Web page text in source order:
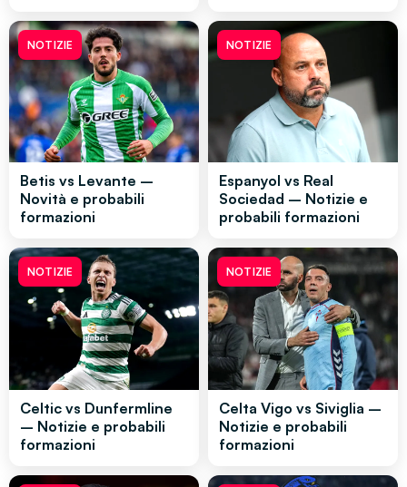
NOTIZIE
Betis vs Levante –
Novità e probabili
formazioni
NOTIZIE
Espanyol vs Real
Sociedad – Notizie e
probabili formazioni
NOTIZIE
Celtic vs Dunfermline
– Notizie e probabili
formazioni
NOTIZIE
Celta Vigo vs Siviglia –
Notizie e probabili
formazioni